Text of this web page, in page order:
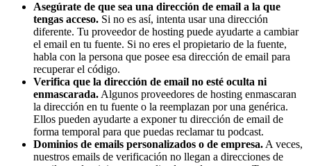
Asegúrate de que sea una dirección de email a la que
tengas acceso. Si no es así, intenta usar una dirección
diferente. Tu proveedor de hosting puede ayudarte a cambiar
el email en tu fuente. Si no eres el propietario de la fuente,
habla con la persona que posee esa dirección de email para
recuperar el código.
Verifica que la dirección de email no esté oculta ni
enmascarada. Algunos proveedores de hosting enmascaran
la dirección en tu fuente o la reemplazan por una genérica.
Ellos pueden ayudarte a exponer tu dirección de email de
forma temporal para que puedas reclamar tu podcast.
Dominios de emails personalizados o de empresa. A veces,
nuestros emails de verificación no llegan a direcciones de